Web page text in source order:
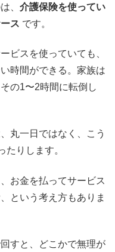
、 介護保険を使ってい
ス です。
ビスを使っていても、
時間ができる。家族は
の1〜2時間に転倒し
丸一日ではなく、こう
たりします。
お金を払ってサービス
という考え方もありま
すと、どこかで無理が